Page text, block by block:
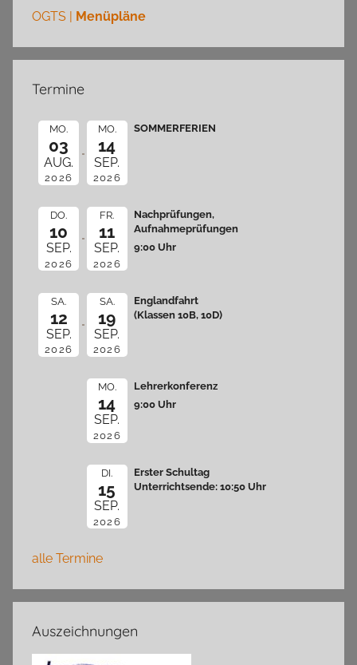
OGTS | Menüpläne
Termine
MO.
03
AUG.
2026
MO.
14
SEP.
2026
SOMMERFERIEN
DO.
10
SEP.
2026
FR.
11
SEP.
2026
Nachprüfungen,
Aufnahmeprüfungen
9:00 Uhr
SA.
12
SEP.
2026
SA.
19
SEP.
2026
Englandfahrt
(Klassen 10B, 10D)
MO.
14
SEP.
2026
Lehrerkonferenz
9:00 Uhr
DI.
15
SEP.
2026
Erster Schultag
Unterrichtsende: 10:50 Uhr
alle Termine
Auszeichnungen